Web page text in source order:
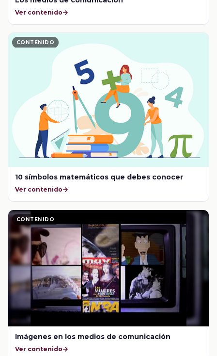
Ver contenido
CONTENIDO
10 símbolos matemáticos que debes conocer
Ver contenido
CONTENIDO
Imágenes en los medios de comunicación
Ver contenido